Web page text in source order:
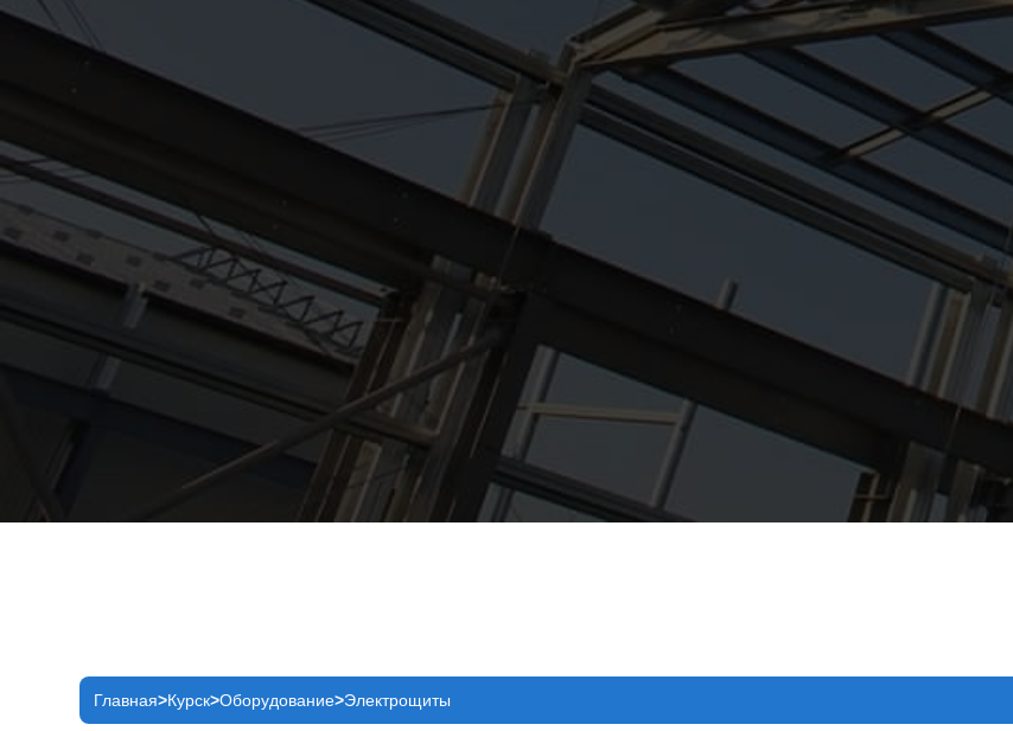
Главная Курск Оборудование Электрощиты